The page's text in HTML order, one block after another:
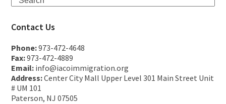
Contact Us
Phone:973-472-4648
Fax:973-472-4889
Email: info@iacoimmigration.org
Address:Center City Mall Upper Level 301 Main Street Unit
# UM 101
Paterson, NJ 07505